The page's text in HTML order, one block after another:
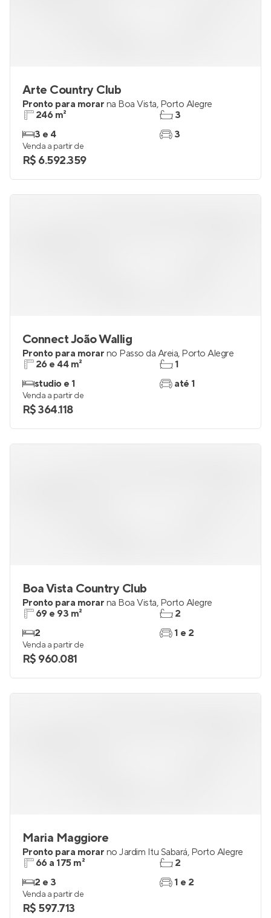
Arte Country Club
Pronto para morar na Boa Vista, Porto Alegre
246 m²
3 e 4
3
3
Venda a partir de
R$ 6.592.359
Connect João Wallig
Pronto para morar no Passo da Areia, Porto Alegre
26 e 44 m²
studio e 1
1
até 1
Venda a partir de
R$ 364.118
Boa Vista Country Club
Pronto para morar na Boa Vista, Porto Alegre
69 e 93 m²
2
2
1 e 2
Venda a partir de
R$ 960.081
Maria Maggiore
Pronto para morar no Jardim Itu Sabará, Porto Alegre
66 a 175 m²
2 e 3
2
1 e 2
Venda a partir de
R$ 597.713